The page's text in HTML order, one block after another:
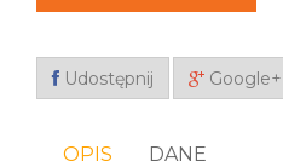
Udostępnij Google+
OPIS DANE